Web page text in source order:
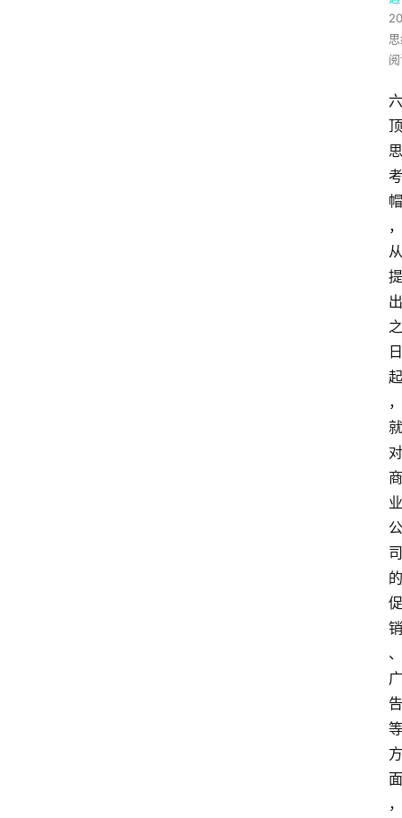
六
顶
思
考
帽
，
从
提
出
之
日
起
，
就
对
商
业
公
司
的
促
销
、
广
告
等
方
面
，